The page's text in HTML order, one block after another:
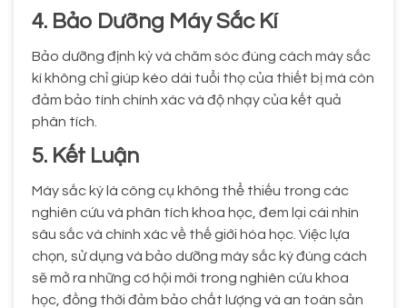
4. Bảo Dưỡng Máy Sắc Kí
Bảo dưỡng định kỳ và chăm sóc đúng cách máy sắc
kí không chỉ giúp kéo dài tuổi thọ của thiết bị mà còn
đảm bảo tính chính xác và độ nhạy của kết quả
phân tích.
5. Kết Luận
Máy sắc ký là công cụ không thể thiếu trong các
nghiên cứu và phân tích khoa học, đem lại cái nhìn
sâu sắc và chính xác về thế giới hóa học. Việc lựa
chọn, sử dụng và bảo dưỡng máy sắc ký đúng cách
sẽ mở ra những cơ hội mới trong nghiên cứu khoa
học, đồng thời đảm bảo chất lượng và an toàn sản